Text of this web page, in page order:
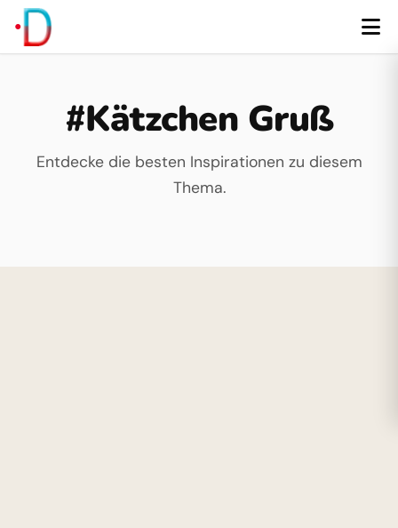
#Kätzchen Gruß
Entdecke die besten Inspirationen zu diesem
Thema.